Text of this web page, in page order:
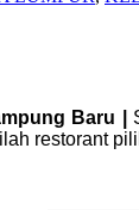
Baru |
restorant